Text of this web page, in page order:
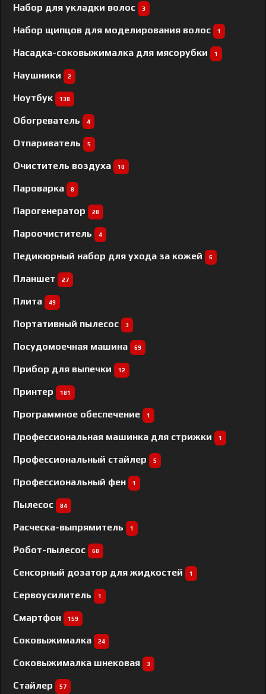
Набор для укладки волос 3
Набор щипцов для моделирования волос 1
Насадка-соковыжималка для мясорубки 1
Наушники 2
Ноутбук 138
Обогреватель 4
Отпариватель 5
Очиститель воздуха 10
Пароварка 8
Парогенератор 28
Пароочиститель 4
Педикюрный набор для ухода за кожей 6
Планшет 27
Плита 49
Портативный пылесос 3
Посудомоечная машина 69
Прибор для выпечки 12
Принтер 181
Программное обеспечение 1
Профессиональная машинка для стрижки 1
Профессиональный cтайлер 5
Профессиональный фен 1
Пылесос 84
Расческа-выпрямитель 1
Робот-пылесос 60
Сенсорный дозатор для жидкостей 1
Сервоусилитель 1
Смартфон 159
Соковыжималка 24
Соковыжималка шнековая 3
Стайлер 57